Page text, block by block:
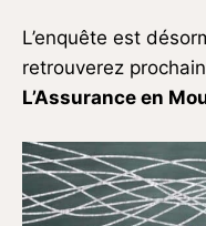
L’enquête est
retrouverez
L’Assurance en